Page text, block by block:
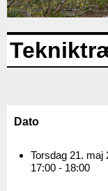
Dato
Torsdag 21. maj
17:00 - 18:00